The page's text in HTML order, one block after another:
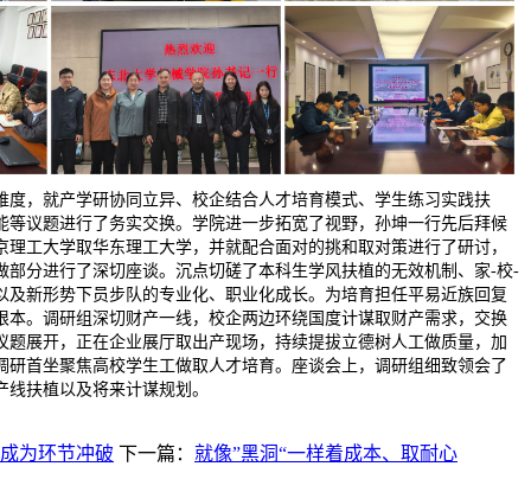
度，就产学研协同立异、校企结合人才培育模式、学生练习实践扶
等议题进行了务实交换。学院进一步拓宽了视野，孙坤一行先后拜候
工大学取华东理工大学，并就配合面对的挑和取对策进行了研讨，
部分进行了深切座谈。沉点切磋了本科生学风扶植的无效机制、家-校-
及新形势下员步队的专业化、职业化成长。为培育担任平易近族回复
本。调研组深切财产一线，校企两边环绕国度计谋取财产需求，交换
题展开，正在企业展厅取出产现场，持续提拔立德树人工做质量，加
研首坐聚焦高校学生工做取人才培育。座谈会上，调研组细致领会了
扶植以及将来计谋规划。
为环节冲破 下一篇： 就像”黑洞“一样着成本、取耐心